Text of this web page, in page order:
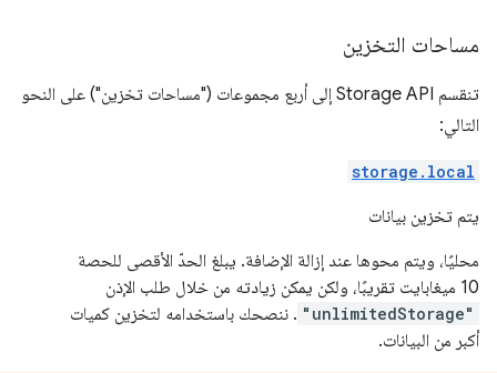
مساحات التخزين
تنقسم Storage API إلى أربع مجموعات ("مساحات تخزين") على النحو
التالي:
storage.local
يتم تخزين بيانات
محليًا، ويتم محوها عند إزالة الإضافة. يبلغ الحدّ الأقصى للحصة
10 ميغابايت تقريبًا، ولكن يمكن زيادته من خلال طلب الإذن
"unlimitedStorage" . ننصحك باستخدامه لتخزين كميات
أكبر من البيانات.